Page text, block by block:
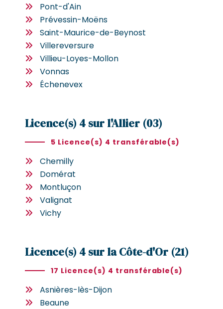
Pont-d'Ain
Prévessin-Moëns
Saint-Maurice-de-Beynost
Villereversure
Villieu-Loyes-Mollon
Vonnas
Échenevex
Licence(s) 4 sur l'Allier (03)
5 Licence(s) 4 transférable(s)
Chemilly
Domérat
Montluçon
Valignat
Vichy
Licence(s) 4 sur la Côte-d'Or (21)
17 Licence(s) 4 transférable(s)
Asnières-lès-Dijon
Beaune